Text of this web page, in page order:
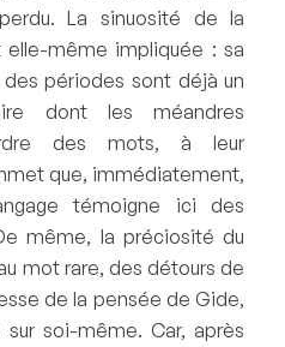
La sinuosité de la
elle-même impliquée : sa
périodes sont déjà un
dont les méandres
des mots, à leur
que, immédiatement,
témoigne ici des
même, la préciosité du
mot rare, des détours de
de la pensée de Gide,
soi-même. Car, après